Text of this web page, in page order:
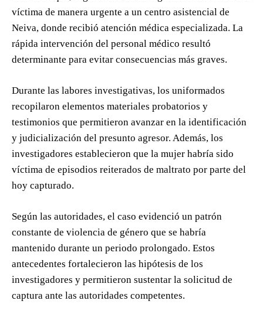
víctima de manera urgente a un centro asistencial de
Neiva, donde recibió atención médica especializada. La
rápida intervención del personal médico resultó
determinante para evitar consecuencias más graves.
Durante las labores investigativas, los uniformados
recopilaron elementos materiales probatorios y
testimonios que permitieron avanzar en la identificación
y judicialización del presunto agresor. Además, los
investigadores establecieron que la mujer habría sido
víctima de episodios reiterados de maltrato por parte del
hoy capturado.
Según las autoridades, el caso evidenció un patrón
constante de violencia de género que se habría
mantenido durante un periodo prolongado. Estos
antecedentes fortalecieron las hipótesis de los
investigadores y permitieron sustentar la solicitud de
captura ante las autoridades competentes.